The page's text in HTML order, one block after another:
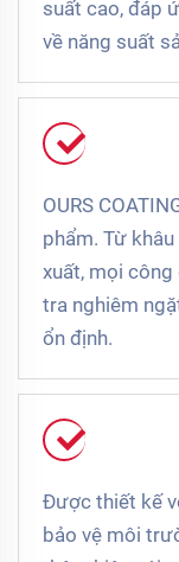
suất cao, đáp
về năng suất
OURS
phẩm. Từ
xuất, mọi
tra nghiêm
ổn định.
Được thiết kế
bảo vệ môi